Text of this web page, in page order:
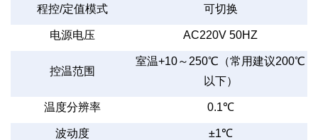
程控/定值模式 可切换
电源电压 AC220V 50HZ
控温范围
室温+10～ 250℃（常用建议200℃
以下）
温度分辨率 0.1℃
波动度 ±1℃